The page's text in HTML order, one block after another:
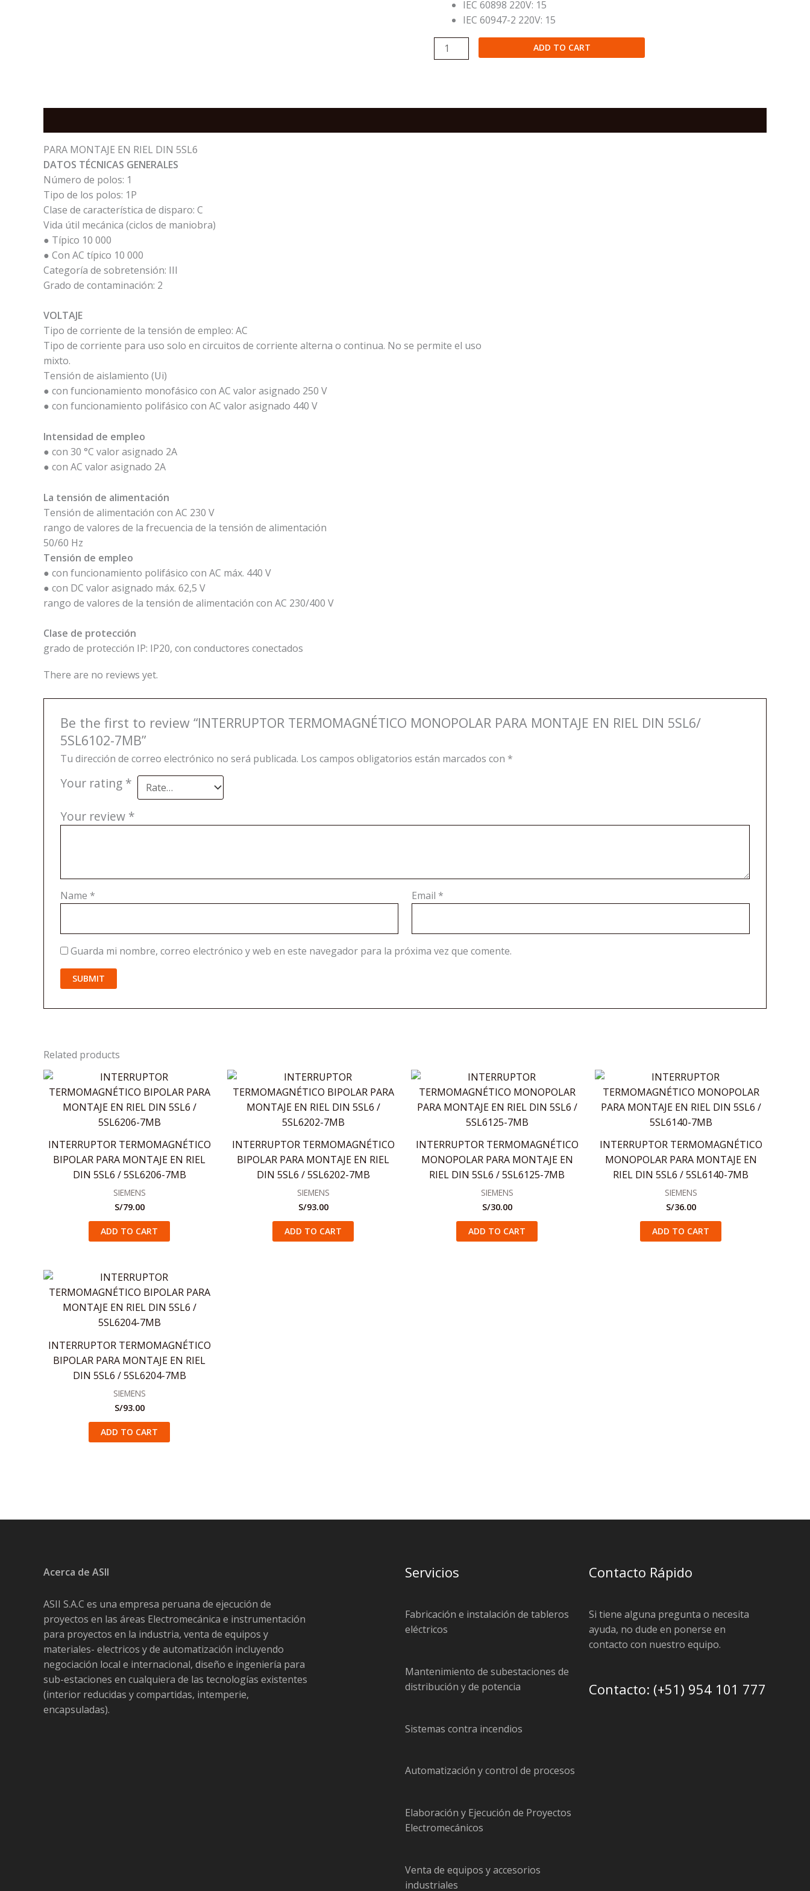
IEC 60898 220V: 15
IEC 60947-2 220V: 15
INTERRUPTOR
TERMOMAGNÉTICO
RIEL
ADD TO CART
PARA MONTAJE EN RIEL DIN 5SL6
DATOS TÉCNICAS GENERALES
Número de polos: 1
Tipo de los polos: 1P
Clase de característica de disparo: C
Vida útil mecánica (ciclos de maniobra)
● Típico 10 000
● Con AC típico 10 000
Categoría de sobretensión: III
Grado de contaminación: 2
VOLTAJE
Tipo de corriente de la tensión de empleo: AC
Tipo de corriente para uso solo en circuitos de corriente alterna o continua. No se permite el uso
mixto.
Tensión de aislamiento (Ui)
● con funcionamiento monofásico con AC valor asignado 250 V
● con funcionamiento polifásico con AC valor asignado 440 V
Intensidad de empleo
● con 30 °C valor asignado 2A
● con AC valor asignado 2A
La tensión de alimentación
Tensión de alimentación con AC 230 V
rango de valores de la frecuencia de la tensión de alimentación
50/60 Hz
Tensión de empleo
● con funcionamiento polifásico con AC máx. 440 V
● con DC valor asignado máx. 62,5 V
rango de valores de la tensión de alimentación con AC 230/400 V
Clase de protección
grado de protección IP: IP20, con conductores conectados
There are no reviews yet.
Be the first to review “INTERRUPTOR TERMOMAGNÉTICO MONOPOLAR PARA MONTAJE EN RIEL DIN 5SL6/
5SL6102-7MB”
Tu dirección de correo electrónico no será publicada. Los campos obligatorios están marcados con *
Your rating *
Your review *
Name * Email *
Guarda mi nombre, correo electrónico y web en este navegador para la próxima vez que comente.
Related products
INTERRUPTOR TERMOMAGNÉTICO
BIPOLAR PARA MONTAJE EN RIEL
DIN 5SL6 / 5SL6206-7MB
SIEMENS
S/79.00
ADD TO CART
INTERRUPTOR TERMOMAGNÉTICO
BIPOLAR PARA MONTAJE EN RIEL
DIN 5SL6 / 5SL6202-7MB
SIEMENS
S/93.00
ADD TO CART
INTERRUPTOR TERMOMAGNÉTICO
MONOPOLAR PARA MONTAJE EN
RIEL DIN 5SL6 / 5SL6125-7MB
SIEMENS
S/30.00
ADD TO CART
INTERRUPTOR TERMOMAGNÉTICO
MONOPOLAR PARA MONTAJE EN
RIEL DIN 5SL6 / 5SL6140-7MB
SIEMENS
S/36.00
ADD TO CART
INTERRUPTOR TERMOMAGNÉTICO
BIPOLAR PARA MONTAJE EN RIEL
DIN 5SL6 / 5SL6204-7MB
SIEMENS
S/93.00
ADD TO CART
Acerca de ASII
ASII S.A.C es una empresa peruana de ejecución de
proyectos en las áreas Electromecánica e instrumentación
para proyectos en la industria, venta de equipos y
materiales- electricos y de automatización incluyendo
negociación local e internacional, diseño e ingeniería para
sub-estaciones en cualquiera de las tecnologías existentes
(interior reducidas y compartidas, intemperie,
encapsuladas).
Servicios
Fabricación e instalación de tableros
eléctricos
Mantenimiento de subestaciones de
distribución y de potencia
Sistemas contra incendios
Automatización y control de procesos
Elaboración y Ejecución de Proyectos
Electromecánicos
Venta de equipos y accesorios
industriales
Contacto Rápido
Si tiene alguna pregunta o necesita
ayuda, no dude en ponerse en
contacto con nuestro equipo.
Contacto: (+51) 954 101 777